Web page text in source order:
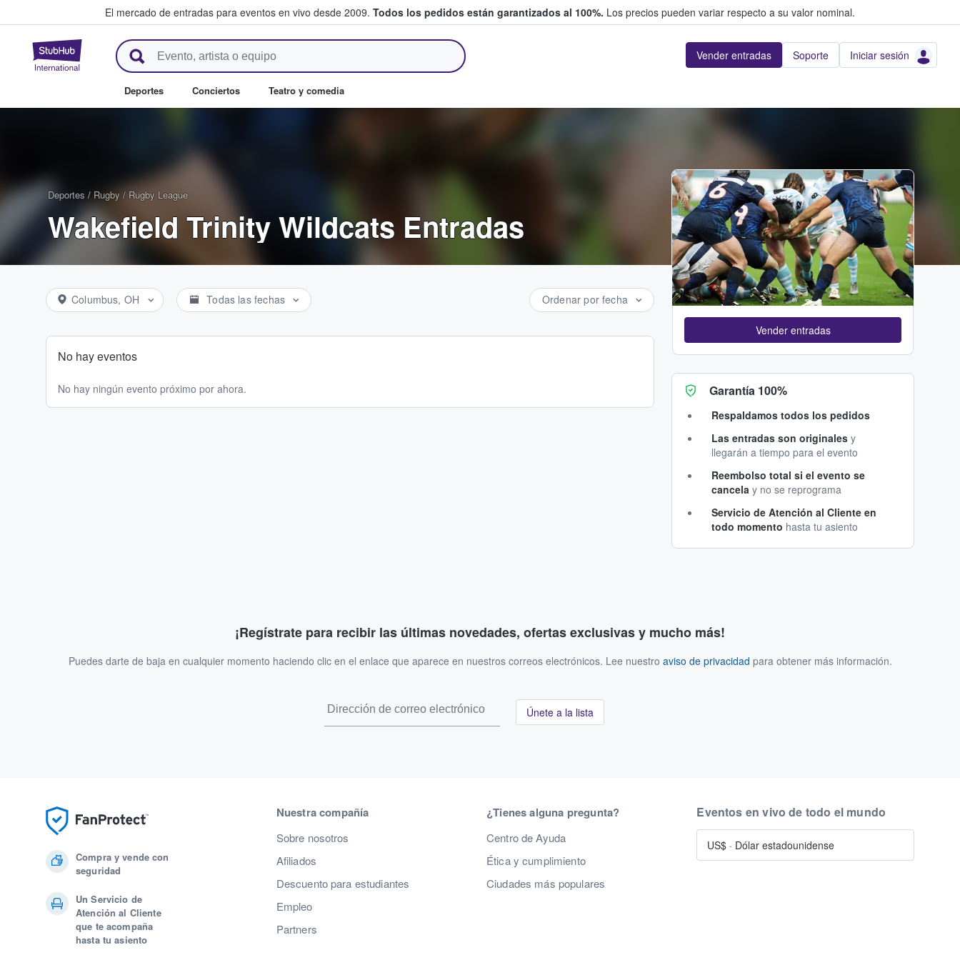
El mercado de entradas para eventos en vivo desde 2009. Todos los pedidos están garantizados al 100%. Los precios pueden variar respecto a su valor nominal.
StubHub: compra y venta de entradas entre fans Vender entradas Soporte Iniciar sesión
Deportes Conciertos Teatro y comedia
Deportes / Rugby / Rugby League
Wakefield Trinity Wildcats Entradas
Columbus, OH Todas las fechas Ordenar por fecha
No hay eventos
No hay ningún evento próximo por ahora.
Adobe Stock
Vender entradas
Garantía 100%
Respaldamos todos los pedidos
Las entradas son originales y
llegarán a tiempo para el evento
Reembolso total si el evento se
cancela y no se reprograma
Servicio de Atención al Cliente en
todo momento hasta tu asiento
¡Regístrate para recibir las últimas novedades, ofertas exclusivas y mucho más!
Puedes darte de baja en cualquier momento haciendo clic en el enlace que aparece en nuestros correos electrónicos. Lee nuestro aviso de privacidad para obtener más información.
Únete a la lista
Compra y vende con
seguridad
Un Servicio de
Atención al Cliente
que te acompaña
hasta tu asiento
Nuestra compañía
Sobre nosotros
Afiliados
Descuento para estudiantes
Empleo
Partners
¿Tienes alguna pregunta?
Centro de Ayuda
Ética y cumplimiento
Ciudades más populares
Eventos en vivo de todo el mundo
US$ · Dólar estadounidense